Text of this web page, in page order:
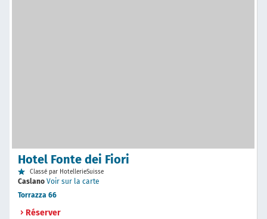
Hotel Fonte dei Fiori
Classé par HotellerieSuisse
Caslano Voir sur la carte
Torrazza 66
Réserver